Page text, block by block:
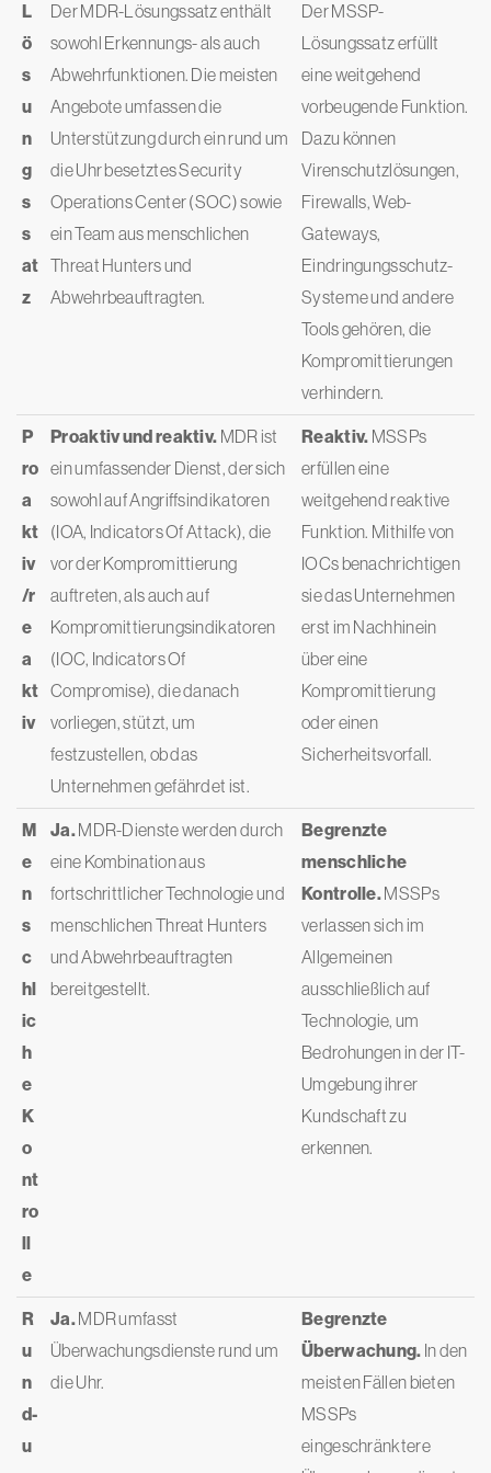
L
ö
s
u
n
g
s
s
at
z
Der MDR-Lösungssatz enthält
sowohl Erkennungs- als auch
Abwehrfunktionen. Die meisten
Angebote umfassen die
Unterstützung durch ein rund um
die Uhr besetztes Security
Operations Center (SOC) sowie
ein Team aus menschlichen
Threat Hunters und
Abwehrbeauftragten.
Der MSSP-
Lösungssatz erfüllt
eine weitgehend
vorbeugende Funktion.
Dazu können
Virenschutzlösungen,
Firewalls, Web-
Gateways,
Eindringungsschutz-
Systeme und andere
Tools gehören, die
Kompromittierungen
verhindern.
P
ro
a
kt
iv
/r
e
a
kt
iv
Proaktiv und reaktiv. MDR ist
ein umfassender Dienst, der sich
sowohl auf Angriffsindikatoren
(IOA, Indicators Of Attack), die
vor der Kompromittierung
auftreten, als auch auf
Kompromittierungsindikatoren
(IOC, Indicators Of
Compromise), die danach
vorliegen, stützt, um
festzustellen, ob das
Unternehmen gefährdet ist.
Reaktiv. MSSPs
erfüllen eine
weitgehend reaktive
Funktion. Mithilfe von
IOCs benachrichtigen
sie das Unternehmen
erst im Nachhinein
über eine
Kompromittierung
oder einen
Sicherheitsvorfall.
M
e
n
s
c
hl
ic
h
e
K
o
nt
ro
ll
e
Ja.MDR-Dienste werden durch
eine Kombination aus
fortschrittlicher Technologie und
menschlichen Threat Hunters
und Abwehrbeauftragten
bereitgestellt.
Begrenzte
menschliche
Kontrolle.MSSPs
verlassen sich im
Allgemeinen
ausschließlich auf
Technologie, um
Bedrohungen in der IT-
Umgebung ihrer
Kundschaft zu
erkennen.
R
u
n
d-
u
Ja.MDR umfasst
Überwachungsdienste rund um
die Uhr.
Begrenzte
Überwachung. In den
meisten Fällen bieten
MSSPs
eingeschränktere